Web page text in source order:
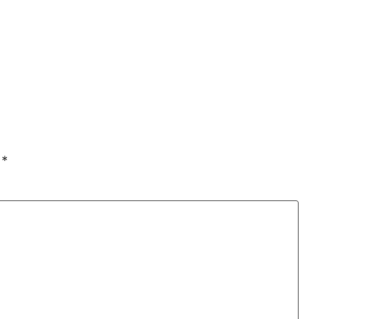
*